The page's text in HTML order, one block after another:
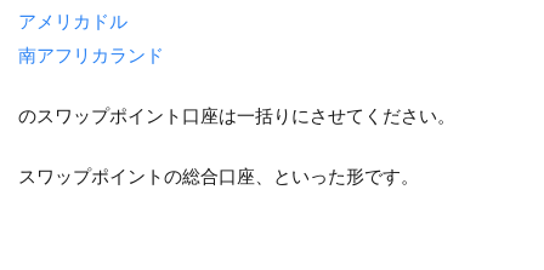
アメリカドル
南アフリカランド
のスワップポイント口座は一括りにさせてください。
スワップポイントの総合口座、といった形です。